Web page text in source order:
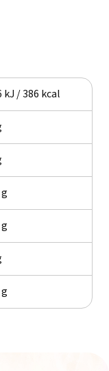
kJ / 386 kcal